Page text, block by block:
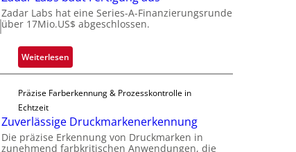
ü
b
r
n
m
D
c
r
c
h
i
p
l
a
n
Zadar Labs hat eine Series-A-Finanzierungsrunde
über 17Mio.US$ abgeschlossen.
Weiterlesen:
Z
d
r
L
Präzise Farberkennung & Prozesskontrolle in
Echtzeit
Zuverlässige Druckmarkenerkennung
Die präzise Erkennung von Druckmarken in
zunehmend farbkritischen Anwendungen, die